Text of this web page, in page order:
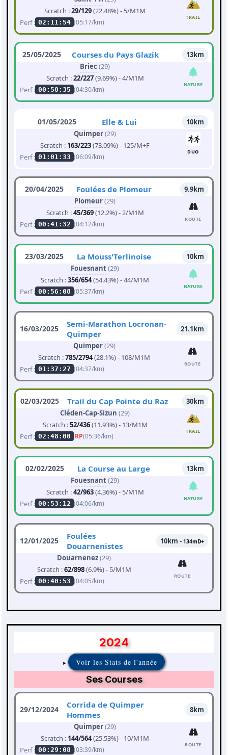
Scratch :29/129(22.48%) - 5/M1M
Perf : 02:11:54 (05:17/km)
TRAIL
25/05/2025 Courses du Pays Glazik
13km
Briec (29)
Scratch :22/227(9.69%) - 4/M1M
Perf : 00:58:35 (04:30/km)
NATURE
01/05/2025 Elle & Lui
10km
Quimper(29)
Scratch : 163/223(73.09%) - 125/M+F
Perf : 01:01:33 (06:09/km)
DUO
20/04/2025 Foulées de Plomeur
9.9km
Plomeur(29)
Scratch :45/369(12.2%) - 2/M1M
Perf : 00:41:32 (04:12/km)
ROUTE
23/03/2025 La Mouss'Terlinoise
10km
Fouesnant(29)
Scratch :356/654(54.43%) - 44/M1M
Perf : 00:56:08 (05:37/km)
NATURE
16/03/2025
Semi-Marathon Locronan-
Quimper
21.1km
Quimper(29)
Scratch :785/2794(28.1%) - 108/M1M
Perf : 01:37:27 (04:37/km)
ROUTE
02/03/2025 Trail du Cap Pointe du Raz
30km
Cléden-Cap-Sizun (29)
Scratch :52/436(11.93%) - 13/M1M
Perf : 02:48:00 RP(05:36/km)
TRAIL
02/02/2025 La Course au Large
13km
Fouesnant(29)
Scratch :42/963(4.36%) - 5/M1M
Perf : 00:53:12 (04:06/km)
NATURE
12/01/2025
Foulées
Douarnenistes
10km - 134mD+
Douarnenez(29)
Scratch :62/898(6.9%) - 5/M1M
Perf : 00:40:53 (04:05/km)
ROUTE
2024
Voir les Stats de l'année
Ses Courses
29/12/2024
Corrida de Quimper
Hommes
8km
Quimper(29)
Scratch : 144/564(25.53%) - 10/M1M
Perf : 00:29:08 (03:39/km)
ROUTE